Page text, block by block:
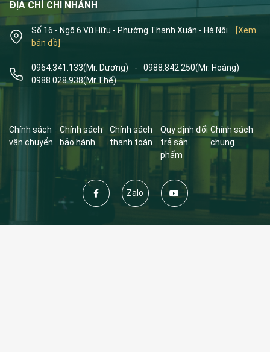
ĐỊA CHỈ CHI NHÁNH
Số 16 - Ngõ 6 Vũ Hữu - Phường Thanh Xuân - Hà Nội
[Xem
bản đồ]
0964.341.133(Mr. Dương) - 0988.842.250(Mr. Hoàng)
0988.028.938(Mr.Thế)
Chính sách
vận chuyển
Chính sách
bảo hành
Chính sách
thanh toán
Quy định đổi
trả sản
phẩm
Chính sách
chung
Zalo